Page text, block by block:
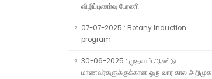
விழிப்புணர்வு பேரணி
07-07-2025 : Botany Induction
program
30-06-2025 : முதலாம் ஆண்டு
மாணவர்களுக்குக்கான ஒரு வார கால அறிமுக